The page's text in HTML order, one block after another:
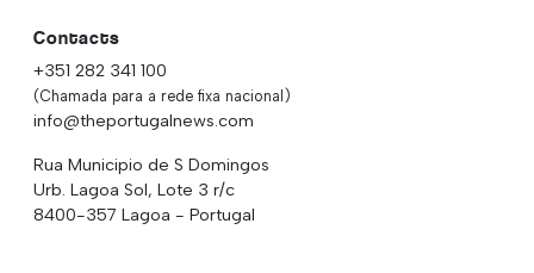
Contacts
+351 282 341 100
(Chamada para a rede fixa nacional)
info@theportugalnews.com
Rua Municipio de S Domingos
Urb. Lagoa Sol, Lote 3 r/c
8400-357 Lagoa - Portugal